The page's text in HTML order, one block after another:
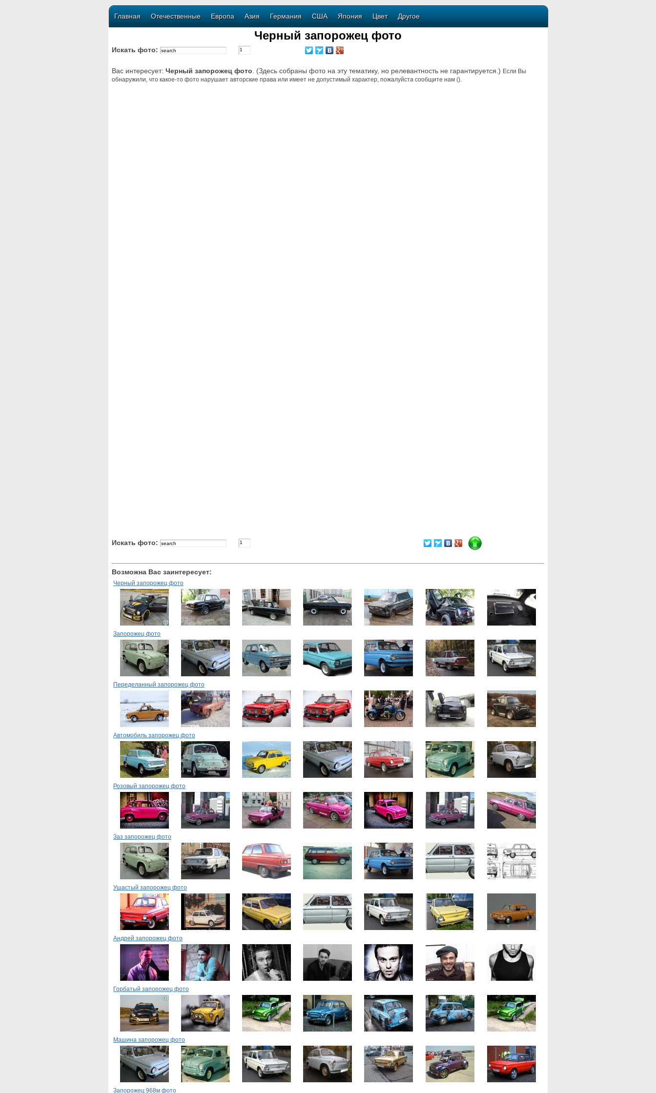
Главная Отечественные Европа Азия Германия США Япония Цвет Другое
Черный запорожец фото
Искать фото:
Вас интересует: Черный запорожец фото . (Здесь собраны фото на эту тематику, но релевантность не гарантируется.) Если Вы
обнаружили, что какое-то фото нарушает авторские права или имеет не допустимый характер, пожалуйста сообщите нам ().
Искать фото:
Возможна Вас заинтересует:
Черный запорожец фото
Запорожец фото
Переделанный запорожец фото
Автомобиль запорожец фото
Розовый запорожец фото
Заз запорожец фото
Ушастый запорожец фото
Андрей запорожец фото
Горбатый запорожец фото
Машина запорожец фото
Запорожец 968м фото